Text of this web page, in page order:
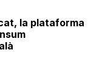
la plataforma